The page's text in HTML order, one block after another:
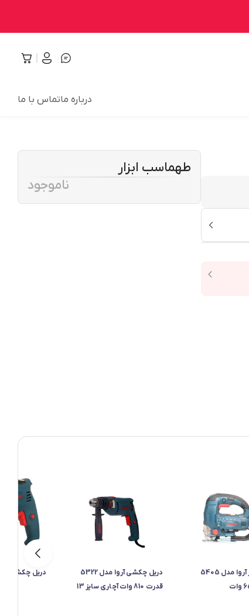
درباره ماتماس با ما
طهماسب ابزار
ناموجود
اره عمودبر آروا مدل 5405
دریل چکشی آروا مدل 5322
قدرت 810 وات آچاری سایز 13
دریل چکشی آروا